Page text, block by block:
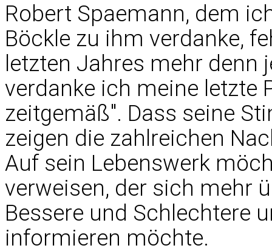
Robert Spaemann, dem
Böckle zu ihm verdanke,
letzten Jahres mehr denn
verdanke ich meine letzte
zeitgemäß". Dass seine
zeigen die zahlreichen
Auf sein Lebenswerk
verweisen, der sich mehr
Bessere und Schlechtere
informieren möchte.